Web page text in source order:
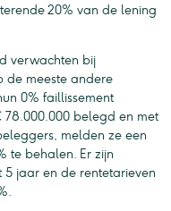
20% van de lening
verwachten bij
de meeste andere
0% faillissement
78.000.000 belegd en met
melden ze een
te behalen. Er zijn
5 jaar en de rentetarieven